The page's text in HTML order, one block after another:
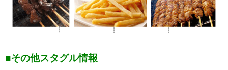
■その他スタグル情報